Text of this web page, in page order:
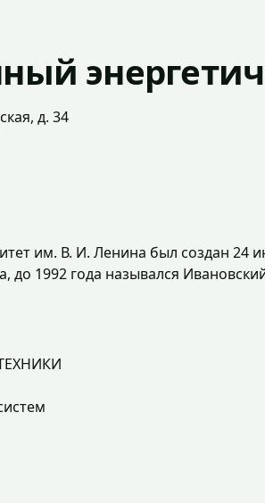
д. 34
им. В. И. Ленина был создан 24
1992 года назывался